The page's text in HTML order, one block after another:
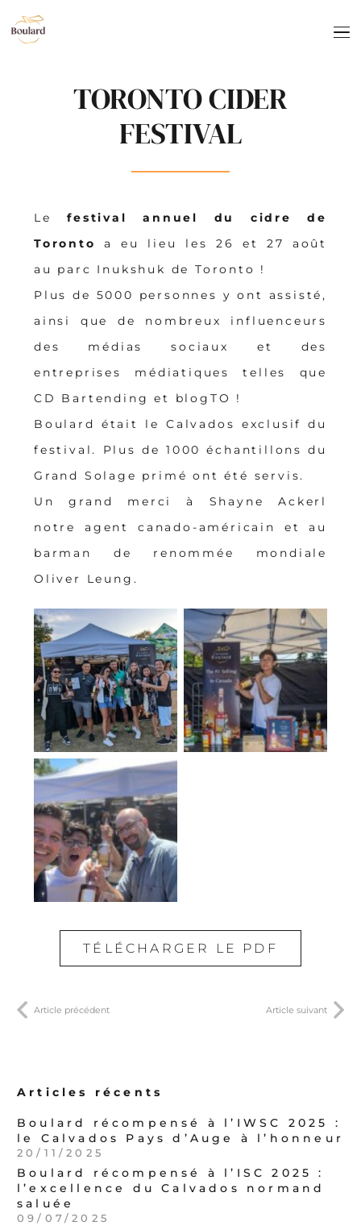
TORONTO CIDER
FESTIVAL
Lefestival annuel du cidre de
Toronto
a eu lieu les 26 et 27 août
au parc Inukshuk de Toronto !
Plus de 5000 personnes y ont assisté,
ainsi que de nombreux influenceurs
des médias sociaux et des
entreprises médiatiques telles que
CD Bartending et blogTO !
Boulard était le Calvados exclusif du
festival. Plus de 1000 échantillons du
Grand Solage primé ont été servis.
Un grand merci à Shayne Ackerl
notre agent canado-américain et au
barman de renommée mondiale
Oliver Leung.
TÉLÉCHARGER LE PDF
Article précédent Article suivant
Articles récents
Boulard récompensé à l’IWSC 2025 :
le Calvados Pays d’Auge à l’honneur
20/11/2025
Boulard récompensé à l’ISC 2025 :
l’excellence du Calvados normand
saluée
09/07/2025